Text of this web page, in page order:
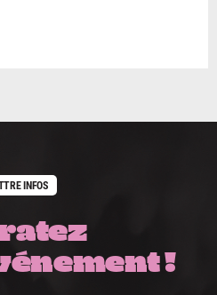
INFOS
!